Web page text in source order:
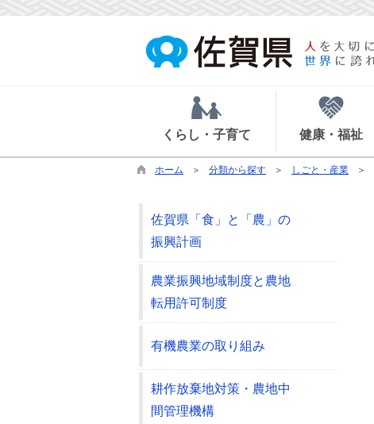
くらし・子育て 健康・福祉
ホーム 分類から探す しごと・産業
佐賀県「食」と「農」の
振興計画
農業振興地域制度と農地
転用許可制度
有機農業の取り組み
耕作放棄地対策・農地中
間管理機構